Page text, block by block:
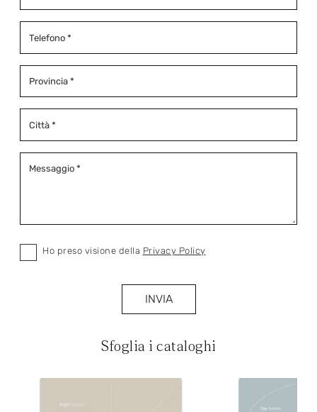
Sfoglia i cataloghi
Ho preso visione della Privacy Policy
INVIA